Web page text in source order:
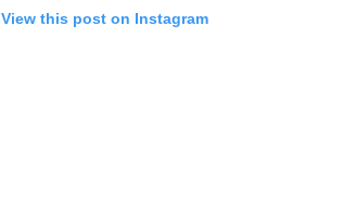
View this post on Instagram